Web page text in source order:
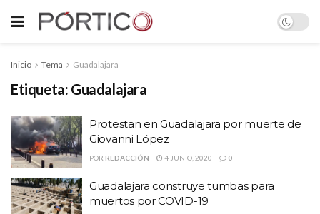
Inicio Tema Guadalajara
Etiqueta: Guadalajara
Protestan en Guadalajara por muerte de
Giovanni López
POR REDACCIÓN 4 JUNIO, 2020 0
Guadalajara construye tumbas para
muertos por COVID-19